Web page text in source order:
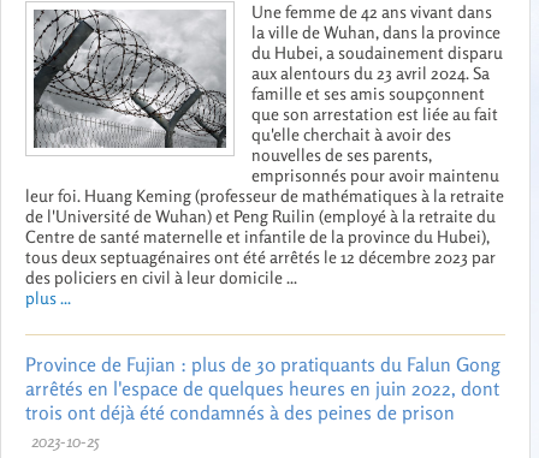
Une femme de 42 ans vivant dans
la ville de Wuhan, dans la province
du Hubei, a soudainement disparu
aux alentours du 23 avril 2024. Sa
famille et ses amis soupçonnent
que son arrestation est liée au fait
qu'elle cherchait à avoir des
nouvelles de ses parents,
emprisonnés pour avoir maintenu
leur foi. Huang Keming (professeur de mathématiques à la retraite
de l'Université de Wuhan) et Peng Ruilin (employé à la retraite du
Centre de santé maternelle et infantile de la province du Hubei),
tous deux septuagénaires ont été arrêtés le 12 décembre 2023 par
des policiers en civil à leur domicile ...
plus ...
Province de Fujian : plus de 30 pratiquants du Falun Gong
arrêtés en l'espace de quelques heures en juin 2022, dont
trois ont déjà été condamnés à des peines de prison
2023-10-25